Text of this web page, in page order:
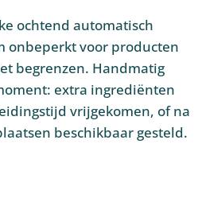
ochtend automatisch
onbeperkt voor producten
begrenzen. Handmatig
extra ingrediënten
vrijgekomen, of na
beschikbaar gesteld.